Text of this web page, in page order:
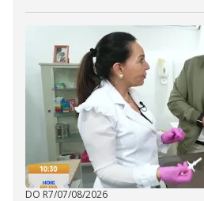
DO R7/07/08/2026